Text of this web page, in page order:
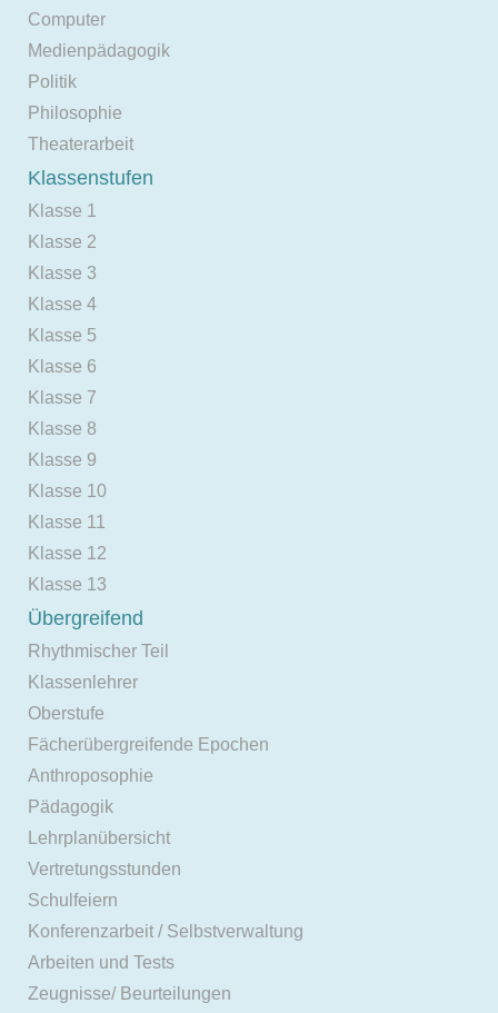
Computer
Medienpädagogik
Politik
Philosophie
Theaterarbeit
Klassenstufen
Klasse 1
Klasse 2
Klasse 3
Klasse 4
Klasse 5
Klasse 6
Klasse 7
Klasse 8
Klasse 9
Klasse 10
Klasse 11
Klasse 12
Klasse 13
Übergreifend
Rhythmischer Teil
Klassenlehrer
Oberstufe
Fächerübergreifende Epochen
Anthroposophie
Pädagogik
Lehrplanübersicht
Vertretungsstunden
Schulfeiern
Konferenzarbeit / Selbstverwaltung
Arbeiten und Tests
Zeugnisse/ Beurteilungen